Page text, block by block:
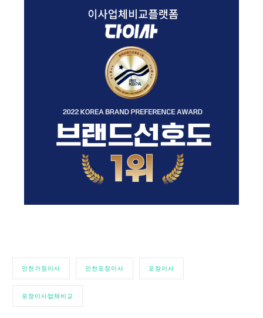
인천가정이사 인천포장이사 포장이사
포장이사업체비교